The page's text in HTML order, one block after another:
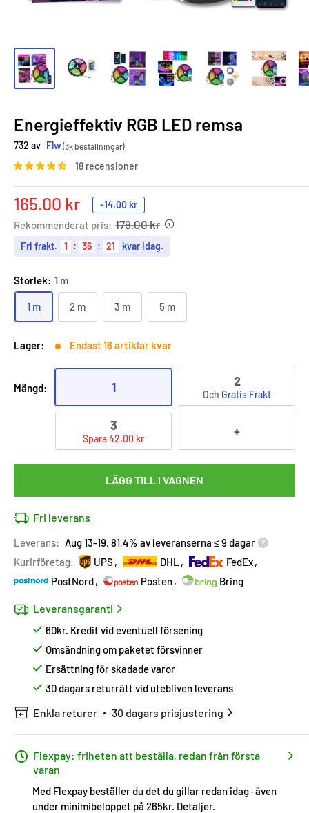
Energieffektiv RGB LED remsa
732 av Flw(3k beställningar)
18 recensioner
Sale
price
165.00 kr -14.00 kr
Rekommenderat pris: 179.00 kr
Fri frakt. 1 : 36 : 20 kvar idag.
Storlek: 1 m
1 m 2 m 3 m 5 m
Lager: Endast 16 artiklar kvar
Mängd: 1 2
Och Gratis Frakt
3
Spara 42.00 kr +
LÄGG TILL I VAGNEN
Fri leverans
Leverans: Aug 13-19, 81,4% av leveranserna ≤ 9 dagar
Kurirföretag:
UPS DHL
FedEx
PostNord
Posten Bring
Leveransgaranti
60kr. Kredit vid eventuell försening
Omsändning om paketet försvinner
Ersättning för skadade varor
30 dagars returrätt vid utebliven leverans
Enkla returer 30 dagars prisjustering
Flexpay: friheten att beställa, redan från första
varan
Med Flexpay beställer du det du gillar redan idag · även
under minimibeloppet på 265kr. Detaljer.